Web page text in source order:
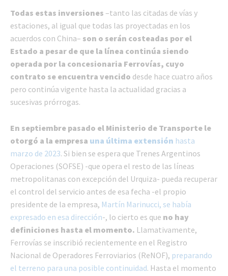
Todas estas inversiones –tanto las citadas de vías y
estaciones, al igual que todas las proyectadas en los
acuerdos con China– son o serán costeadas por el
Estado a pesar de que la línea continúa siendo
operada por la concesionaria Ferrovías, cuyo
contrato se encuentra vencido desde hace cuatro años
pero continúa vigente hasta la actualidad gracias a
sucesivas prórrogas.
En septiembre pasado el Ministerio de Transporte le
otorgó a la empresa una última extensión hasta
marzo de 2023. Si bien se espera que Trenes Argentinos
Operaciones (SOFSE) -que opera el resto de las líneas
metropolitanas con excepción del Urquiza- pueda recuperar
el control del servicio antes de esa fecha -el propio
presidente de la empresa, Martín Marinucci, se había
expresado en esa dirección-, lo cierto es que no hay
definiciones hasta el momento. Llamativamente,
Ferrovías se inscribió recientemente en el Registro
Nacional de Operadores Ferroviarios (ReNOF), preparando
el terreno para una posible continuidad. Hasta el momento